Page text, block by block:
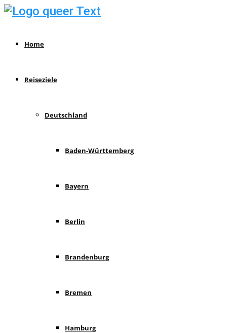
Home
Reiseziele
Deutschland
Baden-Württemberg
Bayern
Berlin
Brandenburg
Bremen
Hamburg